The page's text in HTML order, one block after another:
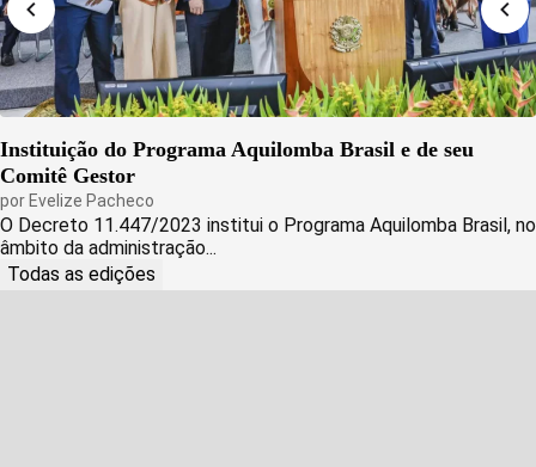
Instituição do Programa Aquilomba Brasil e de seu
Comitê Gestor
por Evelize Pacheco
O Decreto 11.447/2023 institui o Programa Aquilomba Brasil, no
âmbito da administração...
Todas as edições